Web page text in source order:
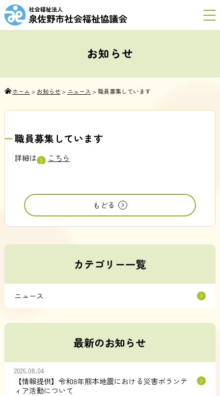
お知らせ
ホーム > お知らせ> ニュース > 職員募集しています
職員募集しています
詳細は こちら
もどる
カテゴリー一覧
ニュース
最新のお知らせ
2026.08.04
【情報提供】令和8年熊本地震における災害ボランテ
ィア活動について